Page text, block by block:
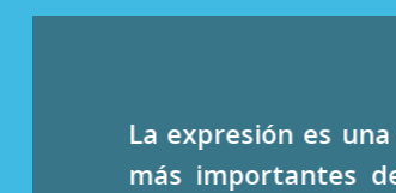
La expresión es
más importantes